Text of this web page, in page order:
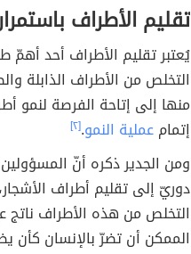
تقليم الأطراف
يُعتبر تقليم الأطراف أحد أهمّ
التخلص من الأطراف الذابلة
منها إلى إتاحة الفرصة لنمو
إتمامعملية النمو.[٢]
ومن الجدير ذكره أنّ
دوريّ إلى تقليم أطراف
التخلص من هذه الأطراف
الممكن أن تضرّ بالإنسان كأن